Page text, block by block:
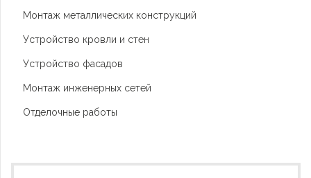
Монтаж металлических конструкций
Устройство кровли и стен
Устройство фасадов
Монтаж инженерных сетей
Отделочные работы